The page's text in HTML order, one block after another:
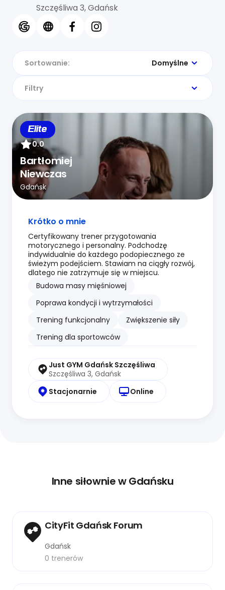
Szczęśliwa 3, Gdańsk
Sortowanie: Domyślne
Filtry
Elite
0.0
Bartłomiej
Niewczas
Gdańsk
Krótko o mnie
Certyfikowany trener przygotowania
motorycznego i personalny. Podchodzę
indywidualnie do każdego podopiecznego ze
świeżym podejściem. Stawiam na ciągły rozwój,
dlatego nie zatrzymuje się w miejscu.
Budowa masy mięśniowej
Poprawa kondycji i wytrzymałości
Trening funkcjonalny
Zwiększenie siły
Trening dla sportowców
Just GYM Gdańsk Szczęśliwa
Szczęśliwa 3, Gdańsk
Stacjonarnie
Online
Inne siłownie w Gdańsku
CityFit Gdańsk Forum
Gdańsk
0 trenerów